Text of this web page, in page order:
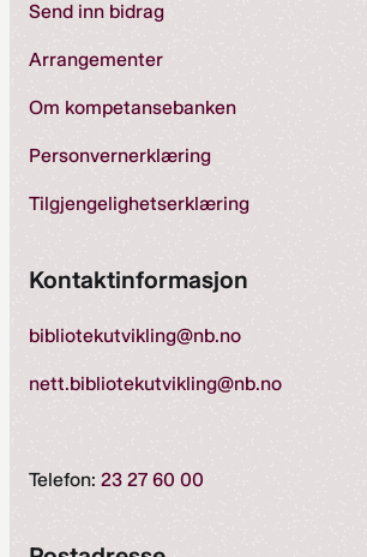
Bærekraftsbiblioteket i prosjekter
Send inn bidrag
Arrangementer
Om kompetansebanken
Personvernerklæring
Tilgjengelighetserklæring
Kontaktinformasjon
bibliotekutvikling@nb.no
nett.bibliotekutvikling@nb.no
Telefon: 23 27 60 00